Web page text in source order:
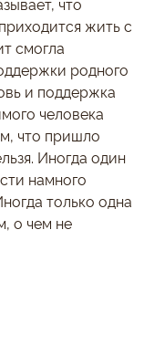
жить с
смогла
родного
и поддержка
человека
что пришло
Иногда один
намного
только одна
о чем не